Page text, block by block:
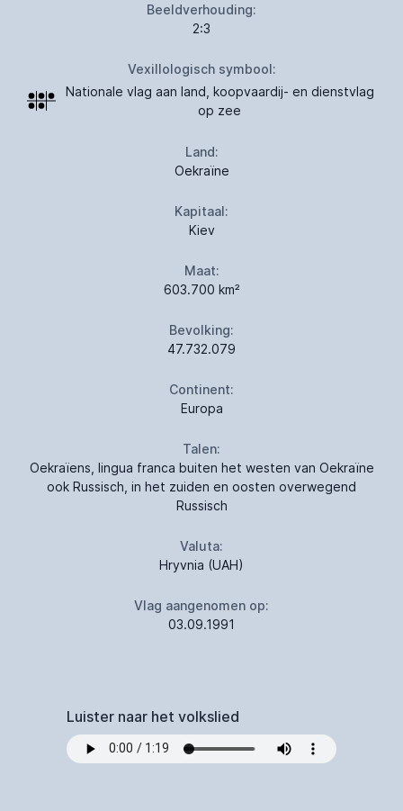
Beeldverhouding:
2:3
Vexillologisch symbool:
Nationale vlag aan land, koopvaardij- en dienstvlag
op zee
Land:
Oekraïne
Kapitaal:
Kiev
Maat:
603.700 km²
Bevolking:
47.732.079
Continent:
Europa
Talen:
Oekraïens, lingua franca buiten het westen van Oekraïne
ook Russisch, in het zuiden en oosten overwegend
Russisch
Valuta:
Hryvnia (UAH)
Vlag aangenomen op:
03.09.1991
Luister naar het volkslied